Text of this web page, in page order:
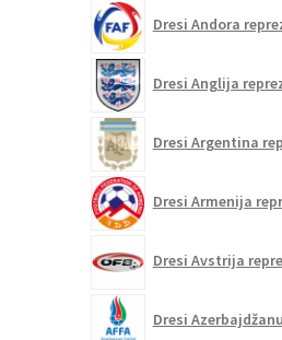
Dresi Andora
Dresi Anglija
Dresi Argentina
Dresi Armenija
Dresi Avstrija
Dresi